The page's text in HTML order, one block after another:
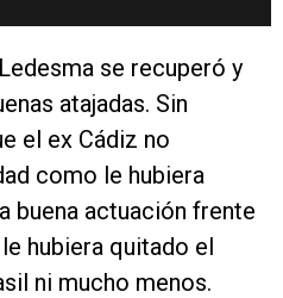
se recuperó y
atajadas. Sin
el ex Cádiz no
como le hubiera
buena actuación frente
hubiera quitado el
ni mucho menos.